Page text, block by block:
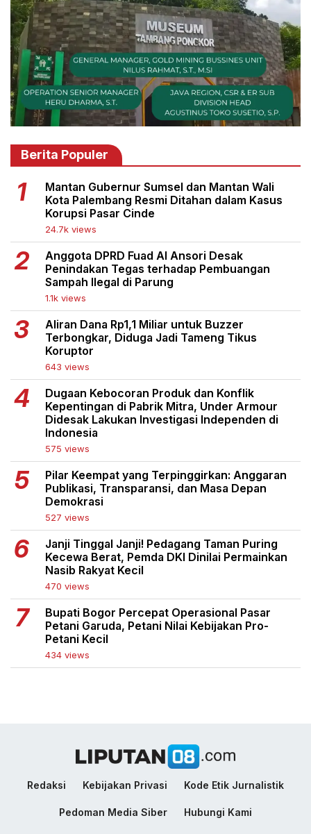
Berita Populer
Mantan Gubernur Sumsel dan Mantan Wali
Kota Palembang Resmi Ditahan dalam Kasus
Korupsi Pasar Cinde
24.7k views
Anggota DPRD Fuad Al Ansori Desak
Penindakan Tegas terhadap Pembuangan
Sampah Ilegal di Parung
1.1k views
Aliran Dana Rp1,1 Miliar untuk Buzzer
Terbongkar, Diduga Jadi Tameng Tikus
Koruptor
643 views
Dugaan Kebocoran Produk dan Konflik
Kepentingan di Pabrik Mitra, Under Armour
Didesak Lakukan Investigasi Independen di
Indonesia
575 views
Pilar Keempat yang Terpinggirkan: Anggaran
Publikasi, Transparansi, dan Masa Depan
Demokrasi
527 views
Janji Tinggal Janji! Pedagang Taman Puring
Kecewa Berat, Pemda DKI Dinilai Permainkan
Nasib Rakyat Kecil
470 views
Bupati Bogor Percepat Operasional Pasar
Petani Garuda, Petani Nilai Kebijakan Pro-
Petani Kecil
434 views
Redaksi Kebijakan Privasi Kode Etik Jurnalistik
Pedoman Media Siber Hubungi Kami